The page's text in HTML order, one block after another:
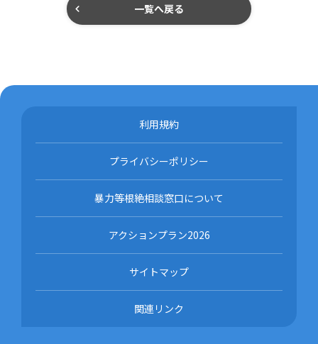
一覧へ戻る
利用規約
プライバシーポリシー
暴力等根絶相談窓口について
アクションプラン2026
サイトマップ
関連リンク